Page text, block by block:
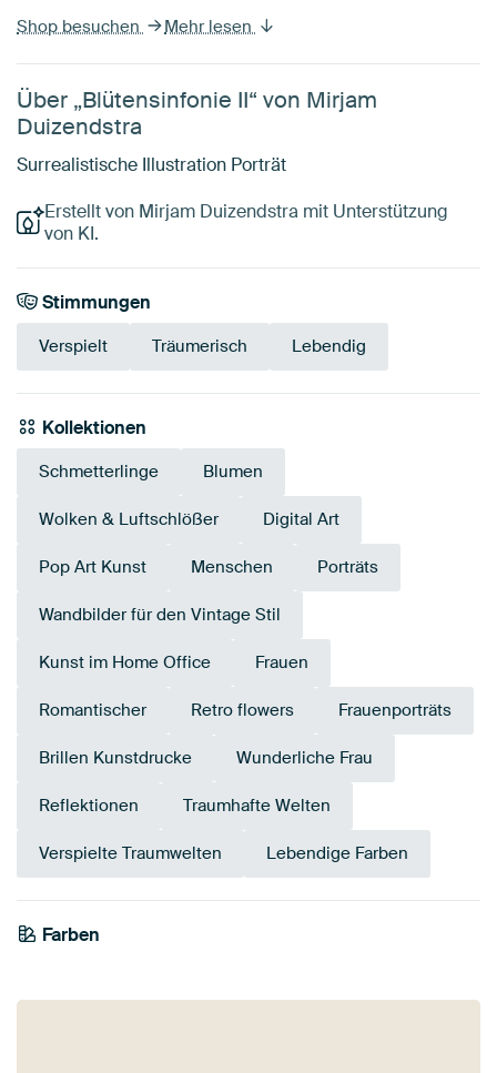
Shop besuchen Mehr lesen
Über „Blütensinfonie II“ von Mirjam
Duizendstra
Surrealistische Illustration Porträt
Erstellt von Mirjam Duizendstra mit Unterstützung
von KI.
Stimmungen
Verspielt Träumerisch Lebendig
Kollektionen
Schmetterlinge Blumen
Wolken & Luftschlößer Digital Art
Pop Art Kunst Menschen Porträts
Wandbilder für den Vintage Stil
Kunst im Home Office Frauen
Romantischer Retro flowers Frauenporträts
Brillen Kunstdrucke Wunderliche Frau
Reflektionen Traumhafte Welten
Verspielte Traumwelten Lebendige Farben
Farben
Teal
Early Dew
Bronze